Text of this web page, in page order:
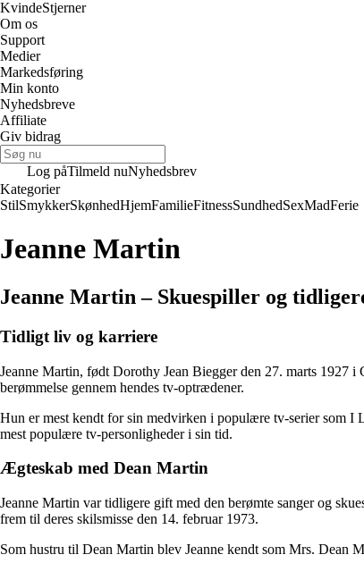
KvindeStjerner
Om os
Support
Medier
Markedsføring
Min konto
Nyhedsbreve
Affiliate
Giv bidrag
Log påTilmeld nuNyhedsbrev
Kategorier
StilSmykkerSkønhedHjemFamilieFitnessSundhedSexMadFerie
Jeanne Martin
Jeanne Martin – Skuespiller og
Tidligt liv og karriere
Jeanne Martin, født Dorothy Jean Biegger den 27. marts 1927
berømmelse gennem hendes tv-optrædener.
Hun er mest kendt for sin medvirken i populære tv-serier som I
mest populære tv-personligheder i sin tid.
Ægteskab med Dean Martin
Jeanne Martin var tidligere gift med den berømte sanger og
frem til deres skilsmisse den 14. februar 1973.
Som hustru til Dean Martin blev Jeanne kendt som Mrs. Dean